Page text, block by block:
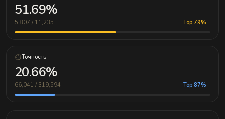
51.69%
5,807 / 11,235 Top 79%
Точность
20.66%
66,041 / 319,594 Top 87%